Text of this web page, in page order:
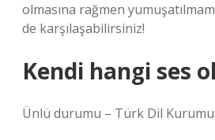
olmasına rağmen
de karşılaşabilirsiniz!
Kendi hangi ses
Ünlü durumu – Türk Dil Kurumu.